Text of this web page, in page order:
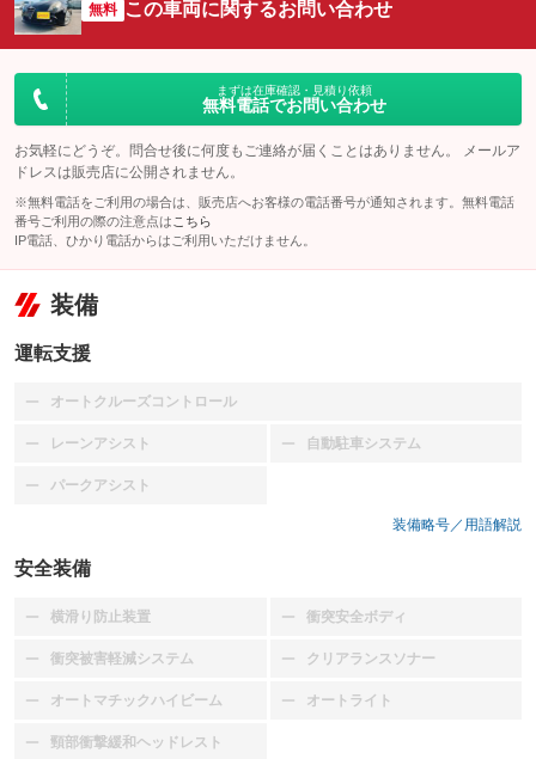
無料 この車両に関するお問い合わせ
まずは在庫確認・見積り依頼
無料電話でお問い合わせ
お気軽にどうぞ。問合せ後に何度もご連絡が届くことはありません。 メールア
ドレスは販売店に公開されません。
※無料電話をご利用の場合は、販売店へお客様の電話番号が通知されます。無料電話
番号ご利用の際の注意点は こちら
IP電話、ひかり電話からはご利用いただけません。
装備
運転支援
オートクルーズコントロール
：装備なし
レーンアシスト
：装備なし 自動駐車システム
：装備なし
パークアシスト
：装備なし
装備略号／用語解説
安全装備
横滑り防止装置
：装備なし 衝突安全ボディ
：装備なし
衝突被害軽減システム
：装備なし クリアランスソナー
：装備なし
オートマチックハイビーム
：装備なし オートライト
：装備なし
頸部衝撃緩和ヘッドレスト
：装備なし